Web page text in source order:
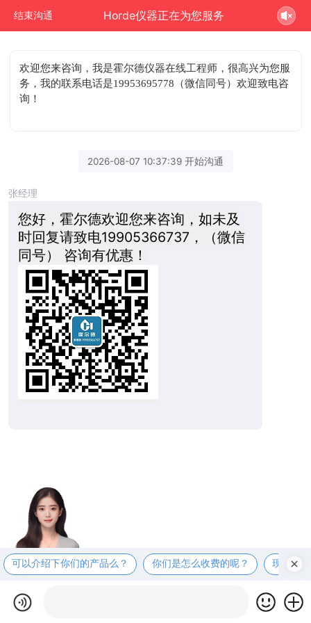
结束沟通 Horde仪器正在为您服务
欢迎您来咨询 ，我是霍尔德仪器在线工程师，很高兴为您服
务，我的联系电话是19953695778（微信同号）欢迎致电咨
询！
2026-08-07 10:37:39 开始沟通
张经理
您好，霍尔德欢迎您来咨询，如未及
时回复请致电19905366737，（微信
同号） 咨询有优惠！
可以介绍下你们的产品么？ 你们是怎么收费的呢？ 现在有